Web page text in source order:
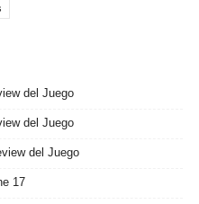
del Juego
del Juego
del Juego
17